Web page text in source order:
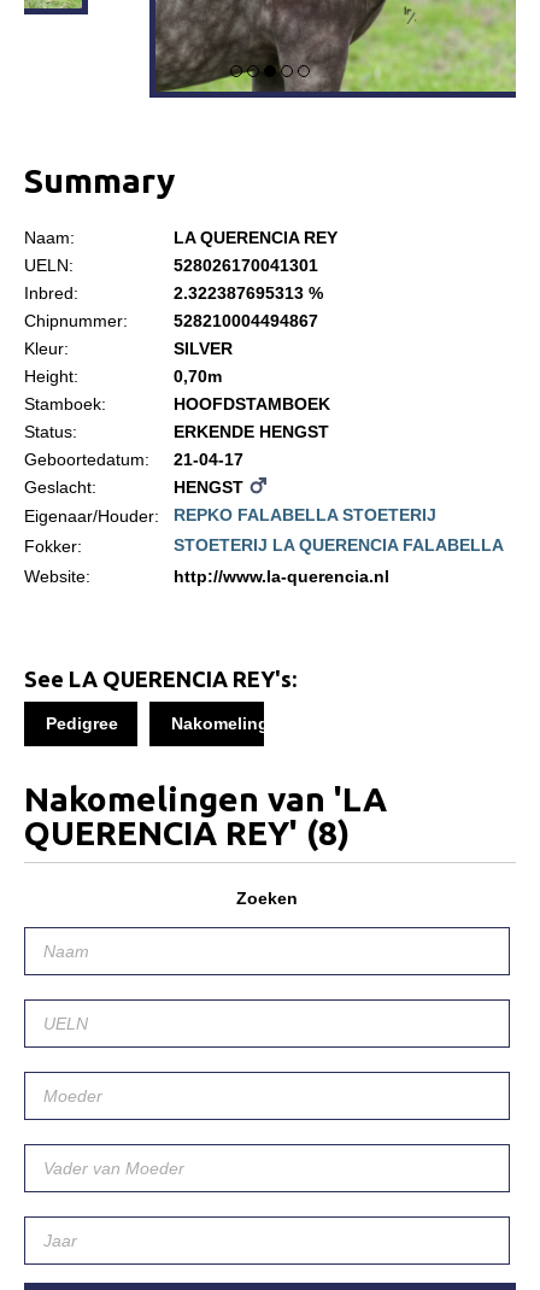
Informatie
Paardenpaspoort aanvragen
Wat te doen bij verkoop van een Falabella
Veulenregistratie
Tarievenlijst 2026
Veelgestelde vragen
Fokkerij
Fokkerij informatie
Predicaten
Informatie veulen registratie
EFS Hengstendatabase
EFS Database
EFS Keuringen
Inschrijven keuring
Keuringsvideo's
EFS Marktplaats
Contact
Downloads
Inloggen
Lid worden
Summary
Naam:
LA QUERENCIA REY
UELN:
528026170041301
Inbred:
2.322387695313 %
Chipnummer:
528210004494867
Kleur:
SILVER
Height:
0,70m
Stamboek:
HOOFDSTAMBOEK
Status:
ERKENDE HENGST
Geboortedatum:
21-04-17
Geslacht:
HENGST
Eigenaar/Houder:
REPKO FALABELLA STOETERIJ
Fokker:
STOETERIJ LA QUERENCIA FALABELLA
Website:
http://www.la-querencia.nl
See LA QUERENCIA REY's:
Pedigree Nakomelingen
Nakomelingen van 'LA
QUERENCIA REY' (8)
Zoeken